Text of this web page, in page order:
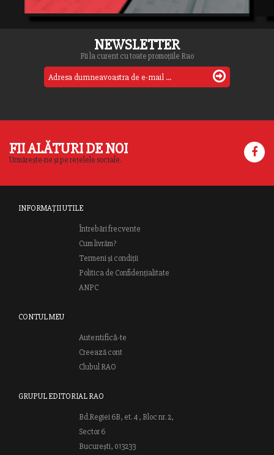
NEWSLETTER
Fii la curent cu toate promoțiile Rao
FII ALĂTURI DE NOI
Urmărește-ne și pe rețelele sociale.
INFORMAȚII UTILE
Întrebări frecvente
Cum livrăm?
Termeni și condiții
Politica de Confidențialitate
ANPC
CONTUL MEU
Autentifică-te
Creează cont
Clubul RAO
GRUPUL EDITORIAL RAO
Bd.Regiei 6B, et. 4 , Bloc nr. 2,
Sector 6
București, 013233